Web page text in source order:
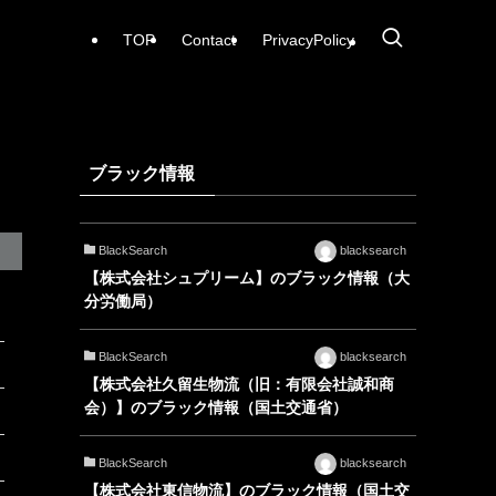
TOP Contact PrivacyPolicy
ブラック情報
BlackSearch blacksearch
【株式会社シュプリーム】のブラック情報（大
分労働局）
BlackSearch blacksearch
【株式会社久留生物流（旧：有限会社誠和商
会）】のブラック情報（国土交通省）
BlackSearch blacksearch
【株式会社東信物流】のブラック情報（国土交